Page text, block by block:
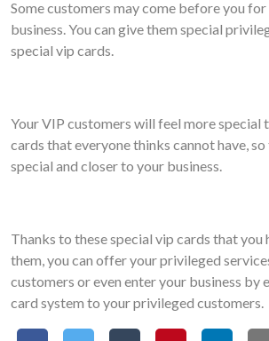
Some customers may come before you
business. You can give them special
special vip cards.
Your VIP customers will feel more special
cards that everyone thinks cannot have,
special and closer to your business.
Thanks to these special vip cards that you
them, you can offer your privileged
customers or even enter your business by
card system to your privileged customers.